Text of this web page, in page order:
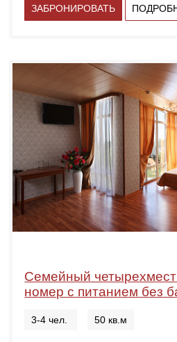
ЗАБРОНИРОВАТЬ
Семейный
номер с питанием без
3-4 чел. 50 кв.м